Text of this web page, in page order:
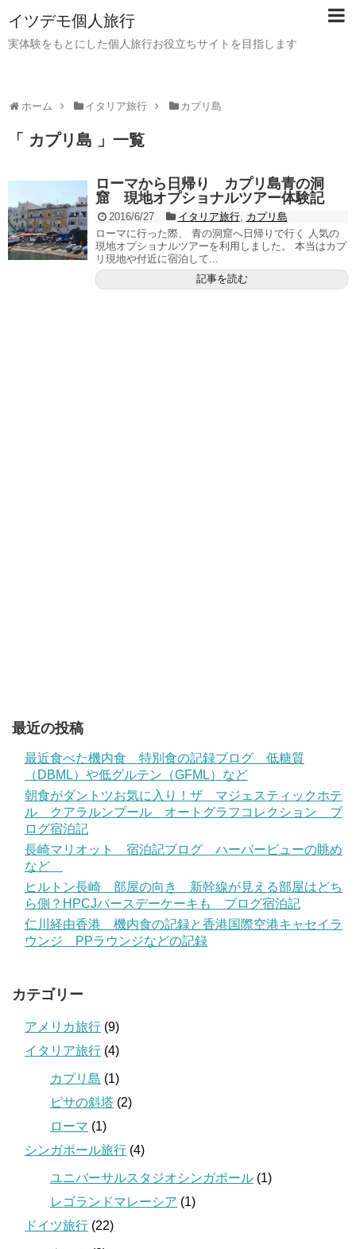
イツデモ個人旅行
実体験をもとにした個人旅行お役立ちサイトを目指します
ホーム イタリア旅行 カプリ島
「 カプリ島 」一覧
ローマから日帰り カプリ島青の洞
窟 現地オプショナルツアー体験記
2016/6/27 イタリア旅行, カプリ島
ローマに行った際、 青の洞窟へ日帰りで行く 人気の
現地オプショナルツアーを利用しました。 本当はカプ
リ現地や付近に宿泊して...
記事を読む
最近の投稿
最近食べた機内食 特別食の記録ブログ 低糖質
（DBML）や低グルテン（GFML）など
朝食がダントツお気に入り！ザ マジェスティックホテ
ル クアラルンプール オートグラフコレクション ブ
ログ宿泊記
長崎マリオット 宿泊記ブログ ハーバービューの眺め
など
ヒルトン長崎 部屋の向き 新幹線が見える部屋はどち
ら側？HPCJバースデーケーキも ブログ宿泊記
仁川経由香港 機内食の記録と香港国際空港キャセイラ
ウンジ PPラウンジなどの記録
カテゴリー
アメリカ旅行 (9)
イタリア旅行 (4)
カプリ島 (1)
ピサの斜塔 (2)
ローマ (1)
シンガポール旅行 (4)
ユニバーサルスタジオシンガポール (1)
レゴランドマレーシア (1)
ドイツ旅行 (22)